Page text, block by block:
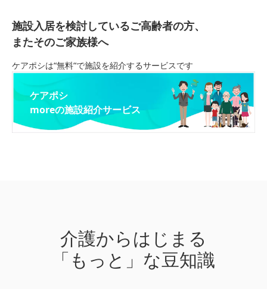
施設入居を検討しているご高齢者の方、
またそのご家族様へ
ケアポシは“無料“で施設を紹介するサービスです
ケアポシ
moreの施設紹介サービス
介護からはじまる
「もっと」な豆知識